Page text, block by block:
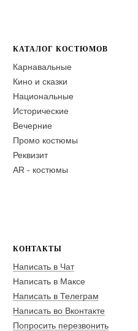
КАТАЛОГ КОСТЮМОВ
Карнавальные
Кино и сказки
Национальные
Исторические
Вечерние
Промо костюмы
Реквизит
AR - костюмы
КОНТАКТЫ
Написать в Чат
Написать в Максе
Написать в Телеграм
Написать во Вконтакте
Попросить перезвонить